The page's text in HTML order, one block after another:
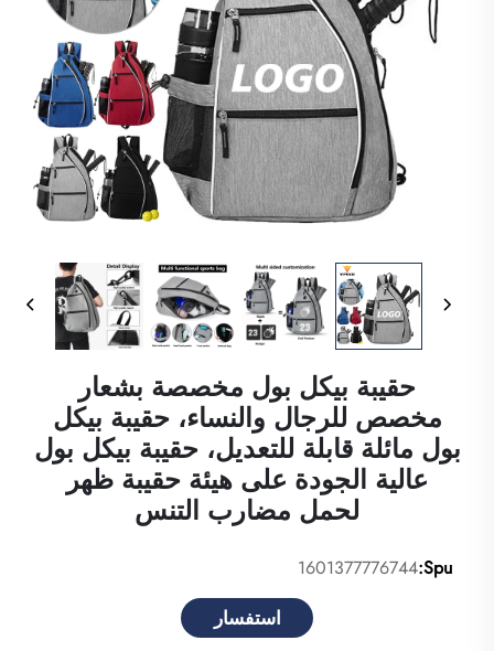
حقيبة بيكل بول مخصصة بشعار
مخصص للرجال والنساء، حقيبة بيكل
بول مائلة قابلة للتعديل، حقيبة بيكل بول
عالية الجودة على هيئة حقيبة ظهر
لحمل مضارب التنس
Spu:
1601377776744
استفسار